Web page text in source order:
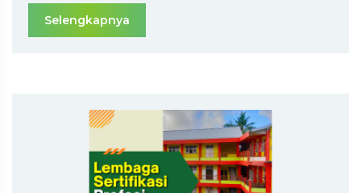
Selengkapnya